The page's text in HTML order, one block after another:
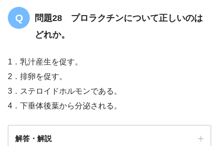
問題28 プロラクチンについて正しいのは
どれか。
1．乳汁産生を促す。
2．排卵を促す。
3．ステロイドホルモンである。
4．下垂体後葉から分泌される。
解答・解説